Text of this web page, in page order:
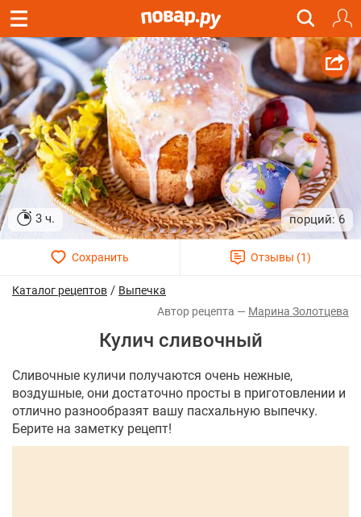
3 ч. 6
Каталог рецептов / Выпечка
Марина Золотцева
Кулич сливочный
Сливочные куличи получаются очень нежные,
воздушные, они достаточно просты в приготовлении и
отлично разнообразят вашу пасхальную выпечку.
Берите на заметку рецепт!